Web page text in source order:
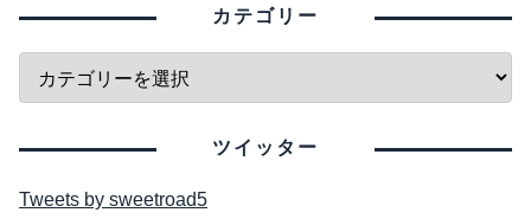
カテゴリー
ツイッター
Tweets by sweetroad5